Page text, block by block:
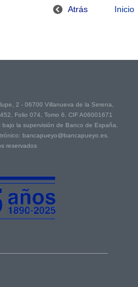
Atrás Inicio
2 - 06700 Villanueva de la Serena,
Folio 074, Tomo 6. CIF A06001671
la supervisión de Banco de España.
bancapueyo@bancapueyo.es.
reservados